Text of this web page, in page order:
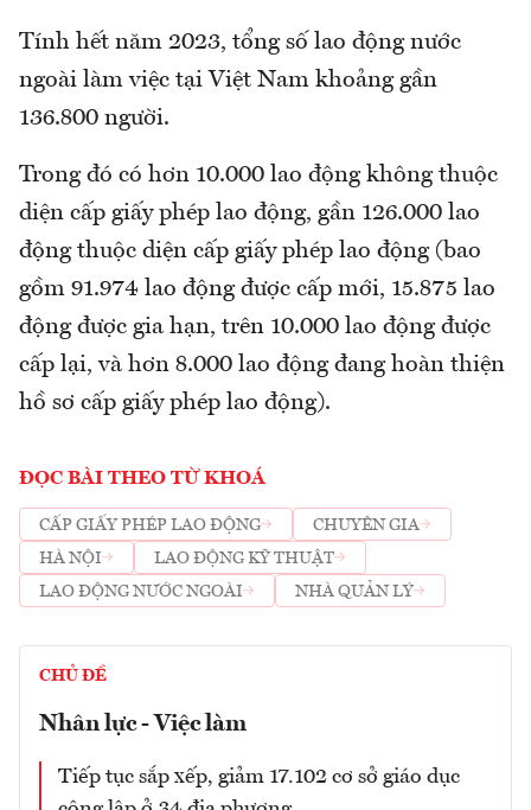
Tính hết năm 2023, tổng số lao động nước
ngoài làm việc tại Việt Nam khoảng gần
136.800 người.
Trong đó có hơn 10.000 lao động không thuộc
diện cấp giấy phép lao động, gần 126.000 lao
động thuộc diện cấp giấy phép lao động (bao
gồm 91.974 lao động được cấp mới, 15.875 lao
động được gia hạn, trên 10.000 lao động được
cấp lại, và hơn 8.000 lao động đang hoàn thiện
hồ sơ cấp giấy phép lao động).
ĐỌC BÀI THEO TỪ KHOÁ
CẤP GIẤY PHÉP LAO ĐỘNG
CHUYÊN GIA
HÀ NỘI
LAO ĐỘNG KỸ THUẬT
LAO ĐỘNG NƯỚC NGOÀI
NHÀ QUẢN LÝ
CHỦ ĐỀ
Nhân lực - Việc làm
Tiếp tục sắp xếp, giảm 17.102 cơ sở giáo dục